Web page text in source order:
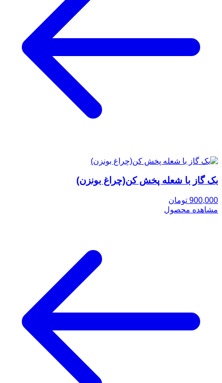
بک گاز با شعله پخش کن(چراغ بونزن)
900,000 تومان
مشاهده محصول